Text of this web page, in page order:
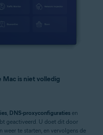
Mac is niet volledig
, DNS-proxyconfiguraties en
geactiveerd. U doet dit door
weer te starten, en vervolgens de